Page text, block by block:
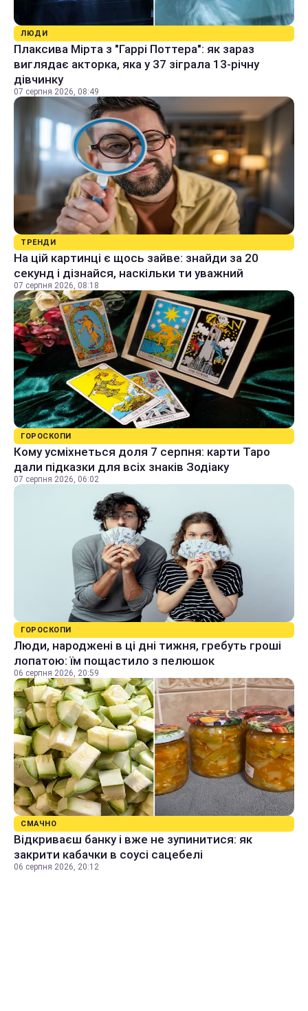
ЛЮДИ
Плаксива Мірта з "Гаррі Поттера": як зараз
виглядає акторка, яка у 37 зіграла 13-річну
дівчинку
07 серпня 2026, 08:49
ТРЕНДИ
На цій картинці є щось зайве: знайди за 20
секунд і дізнайся, наскільки ти уважний
07 серпня 2026, 08:18
ГОРОСКОПИ
Кому усміхнеться доля 7 серпня: карти Таро
дали підказки для всіх знаків Зодіаку
07 серпня 2026, 06:02
ГОРОСКОПИ
Люди, народжені в ці дні тижня, гребуть гроші
лопатою: їм пощастило з пелюшок
06 серпня 2026, 20:59
СМАЧНО
Відкриваєш банку і вже не зупинитися: як
закрити кабачки в соусі сацебелі
06 серпня 2026, 20:12